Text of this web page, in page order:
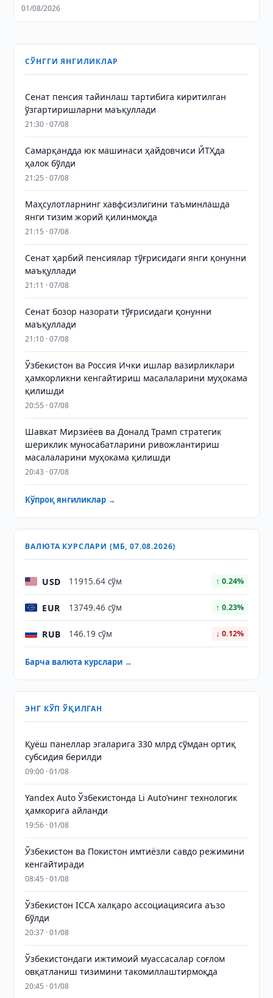
01/08/2026
СЎНГГИ ЯНГИЛИКЛАР
Сенат пенсия тайинлаш тартибига киритилган
ўзгартиришларни маъқуллади
21:30 · 07/08
Самарқандда юк машинаси ҳайдовчиси ЙТҲда
ҳалок бўлди
21:25 · 07/08
Маҳсулотларнинг хавфсизлигини таъминлашда
янги тизим жорий қилинмоқда
21:15 · 07/08
Сенат ҳарбий пенсиялар тўғрисидаги янги қонунни
маъқуллади
21:11 · 07/08
Сенат бозор назорати тўғрисидаги қонунни
маъқуллади
21:10 · 07/08
Ўзбекистон ва Россия Ички ишлар вазирликлари
ҳамкорликни кенгайтириш масалаларини муҳокама
қилишди
20:55 · 07/08
Шавкат Мирзиёев ва Доналд Трамп стратегик
шериклик муносабатларини ривожлантириш
масалаларини муҳокама қилишди
20:43 · 07/08
Кўпроқ янгиликлар →
ВАЛЮТА КУРСЛАРИ (МБ, 07.08.2026)
USD 11915.64 сўм ↑ 0.24%
EUR 13749.46 сўм ↑ 0.23%
RUB 146.19 сўм ↓ 0.12%
Барча валюта курслари →
ЭНГ КЎП ЎҚИЛГАН
Қуёш панеллар эгаларига 330 млрд сўмдан ортиқ
субсидия берилди
09:00 · 01/08
Yandex Auto Ўзбекистонда Li Auto’нинг технологик
ҳамкорига айланди
19:56 · 01/08
Ўзбекистон ва Покистон имтиёзли савдо режимини
кенгайтиради
08:45 · 01/08
Ўзбекистон ICCA халқаро ассоциациясига аъзо
бўлди
20:37 · 01/08
Ўзбекистондаги ижтимоий муассасалар соғлом
овқатланиш тизимини такомиллаштирмоқда
20:45 · 01/08